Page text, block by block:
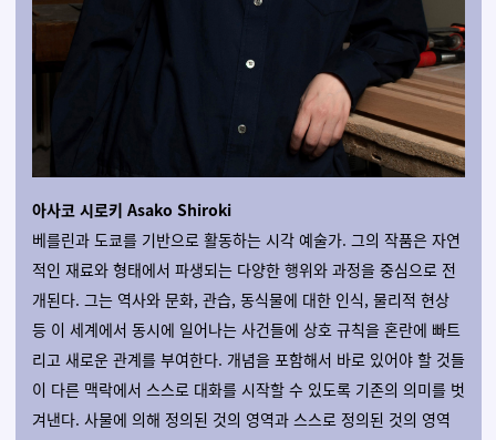
아사코 시로키 Asako Shiroki
베를린과 도쿄를 기반으로 활동하는 시각 예술가. 그의 작품은 자연
적인 재료와 형태에서 파생되는 다양한 행위와 과정을 중심으로 전
개된다. 그는 역사와 문화, 관습, 동식물에 대한 인식, 물리적 현상
등 이 세계에서 동시에 일어나는 사건들에 상호 규칙을 혼란에 빠트
리고 새로운 관계를 부여한다. 개념을 포함해서 바로 있어야 할 것들
이 다른 맥락에서 스스로 대화를 시작할 수 있도록 기존의 의미를 벗
겨낸다. 사물에 의해 정의된 것의 영역과 스스로 정의된 것의 영역